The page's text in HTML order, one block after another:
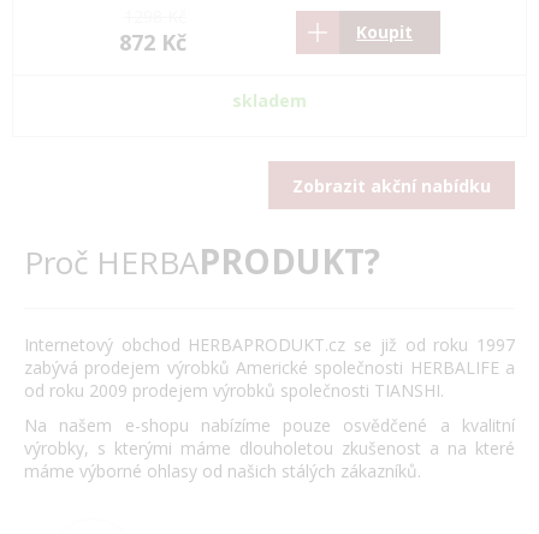
872 Kč Koupit
skladem
Zobrazit akční nabídku
Proč HERBAPRODUKT?
Internetový obchod HERBAPRODUKT.cz se již od roku 1997
zabývá prodejem výrobků Americké společnosti HERBALIFE a
od roku 2009 prodejem výrobků společnosti TIANSHI.
Na našem e-shopu nabízíme pouze osvědčené a kvalitní
výrobky, s kterými máme dlouholetou zkušenost a na které
máme výborné ohlasy od našich stálých zákazníků.